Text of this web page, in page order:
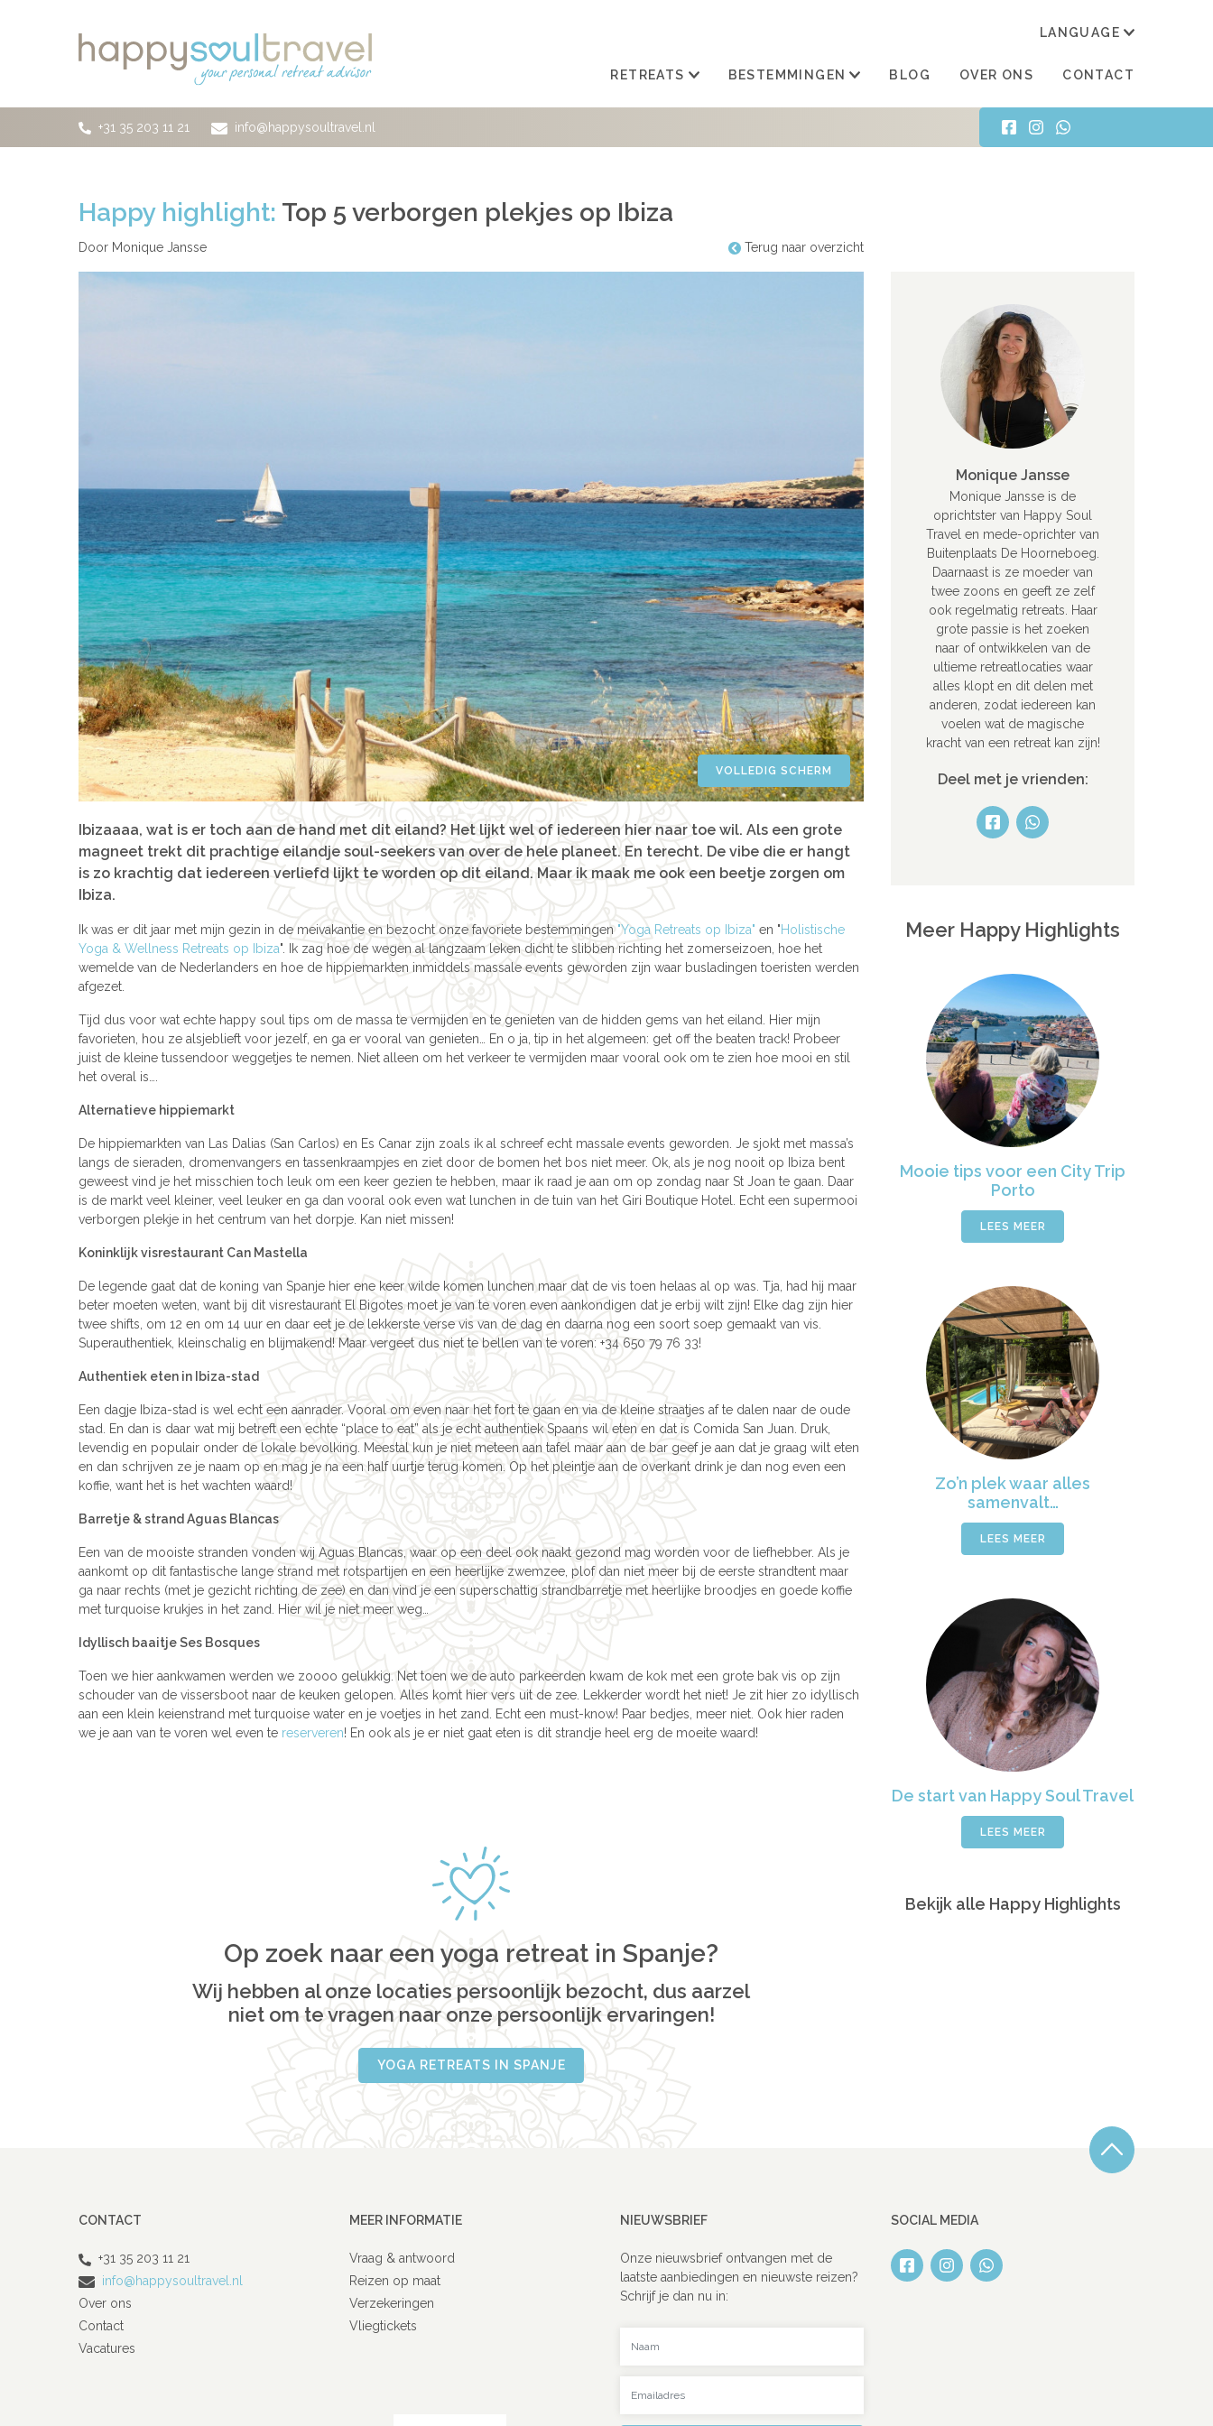
RETREATS BESTEMMINGEN BLOG OVER ONS CONTACT
LANGUAGE
+31 35 203 11 21 info@happysoultravel.nl
Happy highlight: Top 5 verborgen plekjes op Ibiza
Door Monique Jansse Terug naar overzicht
VOLLEDIG SCHERM
Ibizaaaa, wat is er toch aan de hand met dit eiland? Het lijkt wel of iedereen hier naar toe wil. Als een grote
magneet trekt dit prachtige eilandje soul-seekers van over de hele planeet. En terecht. De vibe die er hangt
is zo krachtig dat iedereen verliefd lijkt te worden op dit eiland. Maar ik maak me ook een beetje zorgen om
Ibiza.
Ik was er dit jaar met mijn gezin in de meivakantie en bezocht onze favoriete bestemmingen "Yoga Retreats op Ibiza" en "Holistische
Yoga & Wellness Retreats op Ibiza". Ik zag hoe de wegen al langzaam leken dicht te slibben richting het zomerseizoen, hoe het
wemelde van de Nederlanders en hoe de hippiemarkten inmiddels massale events geworden zijn waar busladingen toeristen werden
afgezet.
Tijd dus voor wat echte happy soul tips om de massa te vermijden en te genieten van de hidden gems van het eiland. Hier mijn
favorieten, hou ze alsjeblieft voor jezelf, en ga er vooral van genieten… En o ja, tip in het algemeen: get off the beaten track! Probeer
juist de kleine tussendoor weggetjes te nemen. Niet alleen om het verkeer te vermijden maar vooral ook om te zien hoe mooi en stil
het overal is….
Alternatieve hippiemarkt
De hippiemarkten van Las Dalias (San Carlos) en Es Canar zijn zoals ik al schreef echt massale events geworden. Je sjokt met massa’s
langs de sieraden, dromenvangers en tassenkraampjes en ziet door de bomen het bos niet meer. Ok, als je nog nooit op Ibiza bent
geweest vind je het misschien toch leuk om een keer gezien te hebben, maar ik raad je aan om op zondag naar St Joan te gaan. Daar
is de markt veel kleiner, veel leuker en ga dan vooral ook even wat lunchen in de tuin van het Giri Boutique Hotel. Echt een supermooi
verborgen plekje in het centrum van het dorpje. Kan niet missen!
Koninklijk visrestaurant Can Mastella
De legende gaat dat de koning van Spanje hier ene keer wilde komen lunchen maar dat de vis toen helaas al op was. Tja, had hij maar
beter moeten weten, want bij dit visrestaurant El Bigotes moet je van te voren even aankondigen dat je erbij wilt zijn! Elke dag zijn hier
twee shifts, om 12 en om 14 uur en daar eet je de lekkerste verse vis van de dag en daarna nog een soort soep gemaakt van vis.
Superauthentiek, kleinschalig en blijmakend! Maar vergeet dus niet te bellen van te voren: +34 650 79 76 33!
Authentiek eten in Ibiza-stad
Een dagje Ibiza-stad is wel echt een aanrader. Vooral om even naar het fort te gaan en via de kleine straatjes af te dalen naar de oude
stad. En dan is daar wat mij betreft een echte “place to eat” als je echt authentiek Spaans wil eten en dat is Comida San Juan. Druk,
levendig en populair onder de lokale bevolking. Meestal kun je niet meteen aan tafel maar aan de bar geef je aan dat je graag wilt eten
en dan schrijven ze je naam op en mag je na een half uurtje terug komen. Op het pleintje aan de overkant drink je dan nog even een
koffie, want het is het wachten waard!
Barretje & strand Aguas Blancas
Een van de mooiste stranden vonden wij Aguas Blancas, waar op een deel ook naakt gezond mag worden voor de liefhebber. Als je
aankomt op dit fantastische lange strand met rotspartijen en een heerlijke zwemzee, plof dan niet meer bij de eerste strandtent maar
ga naar rechts (met je gezicht richting de zee) en dan vind je een superschattig strandbarretje met heerlijke broodjes en goede koffie
met turquoise krukjes in het zand. Hier wil je niet meer weg…
Idyllisch baaitje Ses Bosques
Toen we hier aankwamen werden we zoooo gelukkig. Net toen we de auto parkeerden kwam de kok met een grote bak vis op zijn
schouder van de vissersboot naar de keuken gelopen. Alles komt hier vers uit de zee. Lekkerder wordt het niet! Je zit hier zo idyllisch
aan een klein keienstrand met turquoise water en je voetjes in het zand. Echt een must-know! Paar bedjes, meer niet. Ook hier raden
we je aan van te voren wel even te reserveren! En ook als je er niet gaat eten is dit strandje heel erg de moeite waard!
Op zoek naar een yoga retreat in Spanje?
Wij hebben al onze locaties persoonlijk bezocht, dus aarzel
niet om te vragen naar onze persoonlijk ervaringen!
YOGA RETREATS IN SPANJE
Monique Jansse
Monique Jansse is de
oprichtster van Happy Soul
Travel en mede-oprichter van
Buitenplaats De Hoorneboeg.
Daarnaast is ze moeder van
twee zoons en geeft ze zelf
ook regelmatig retreats. Haar
grote passie is het zoeken
naar of ontwikkelen van de
ultieme retreatlocaties waar
alles klopt en dit delen met
anderen, zodat iedereen kan
voelen wat de magische
kracht van een retreat kan zijn!
Deel met je vrienden:
Meer Happy Highlights
Mooie tips voor een City Trip
Porto
LEES MEER
Zo’n plek waar alles
samenvalt…
LEES MEER
De start van Happy Soul Travel
LEES MEER
Bekijk alle Happy Highlights
CONTACT
+31 35 203 11 21
info@happysoultravel.nl
Over ons
Contact
Vacatures
MEER INFORMATIE
Vraag & antwoord
Reizen op maat
Verzekeringen
Vliegtickets
NIEUWSBRIEF
Onze nieuwsbrief ontvangen met de
laatste aanbiedingen en nieuwste reizen?
Schrijf je dan nu in:
SOCIAL MEDIA